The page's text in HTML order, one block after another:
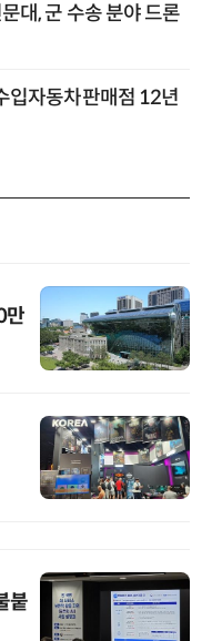
대, 군 수송 분야 드론
입자동차판매점 12년
만
붙